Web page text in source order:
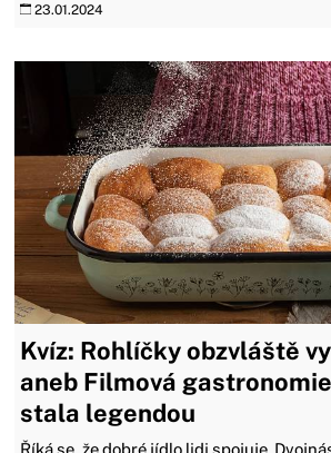
23.01.2024
Kvíz: Rohlíčky obzvláště
aneb Filmová
stala legendou